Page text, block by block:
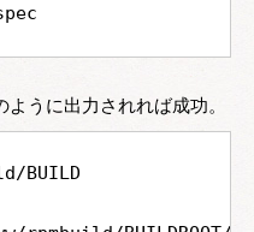
うに出力されれば成功。
BUILD